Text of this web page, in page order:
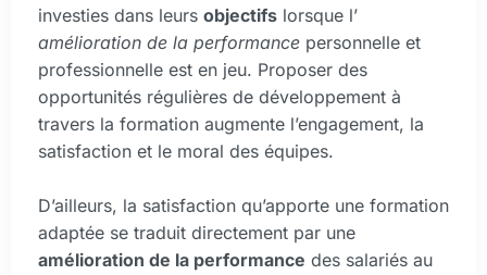
investies dans leurs objectifs lorsque l’
amélioration de la performance personnelle et
professionnelle est en jeu. Proposer des
opportunités régulières de développement à
travers la formation augmente l’engagement, la
satisfaction et le moral des équipes.
D’ailleurs, la satisfaction qu’apporte une formation
adaptée se traduit directement par une
amélioration de la performance des salariés au